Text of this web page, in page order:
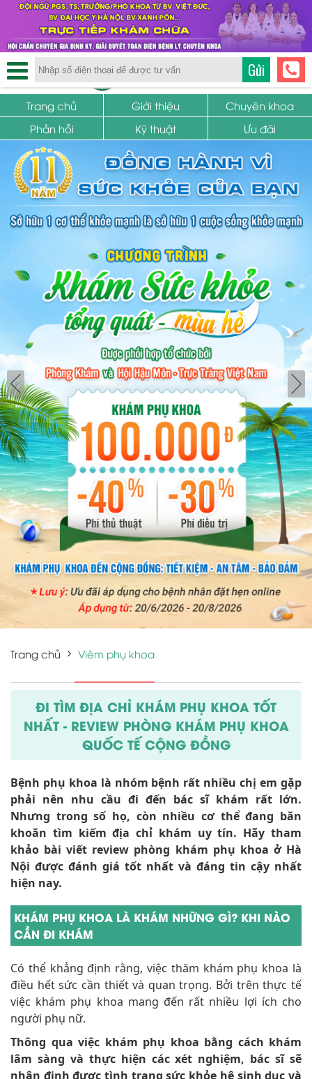
TRUNG TÂM PHỤ KHOA
SỨC KHỎE SINH SẢN
Trang chủ Giới thiệu
Chuyên khoa
Phản hồi
Kỹ thuật Ưu đãi
Trang chủ Viêm phụ khoa
ĐI TÌM ĐỊA CHỈ KHÁM PHỤ KHOA TỐT
NHẤT - REVIEW PHÒNG KHÁM PHỤ KHOA
QUỐC TẾ CỘNG ĐỒNG
Bệnh phụ khoa là nhóm bệnh rất nhiều chị em gặp
phải nên nhu cầu đi đến bác sĩ khám rất lớn.
Nhưng trong số họ, còn nhiều cơ thể đang băn
khoăn tìm kiếm địa chỉ khám uy tín. Hãy tham
khảo bài viết review phòng khám phụ khoa ở Hà
Nội được đánh giá tốt nhất và đáng tin cậy nhất
hiện nay.
KHÁM PHỤ KHOA LÀ KHÁM NHỮNG GÌ? KHI NÀO
CẦN ĐI KHÁM
Có thể khẳng định rằng, việc thăm khám phụ khoa là
điều hết sức cần thiết và quan trọng. Bởi trên thực tế
việc khám phụ khoa mang đến rất nhiều lợi ích cho
người phụ nữ.
Thông qua việc khám phụ khoa bằng cách khám
lâm sàng và thực hiện các xét nghiệm, bác sĩ sẽ
nhận định được tình trạng sức khỏe hệ sinh dục và
Gửi